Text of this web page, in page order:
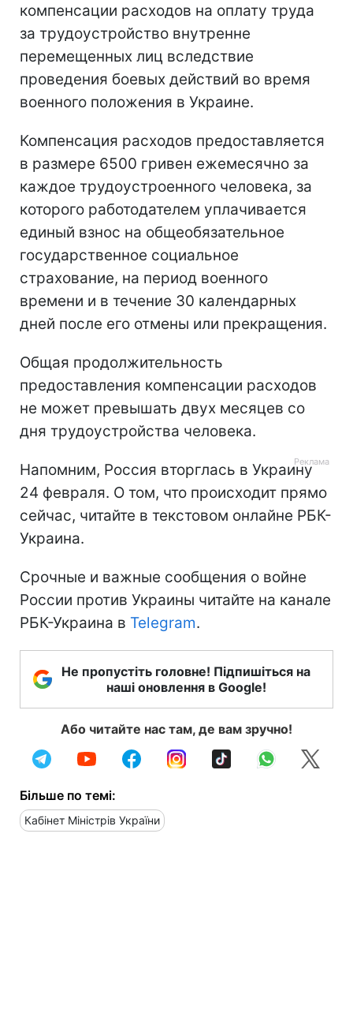
компенсации расходов на оплату труда
за трудоустройство внутренне
перемещенных лиц вследствие
проведения боевых действий во время
военного положения в Украине.
Компенсация расходов предоставляется
в размере 6500 гривен ежемесячно за
каждое трудоустроенного человека, за
которого работодателем уплачивается
единый взнос на общеобязательное
государственное социальное
страхование, на период военного
времени и в течение 30 календарных
дней после его отмены или прекращения.
Общая продолжительность
предоставления компенсации расходов
не может превышать двух месяцев со
дня трудоустройства человека.
Напомним, Россия вторглась в Украину
24 февраля. О том, что происходит прямо
сейчас, читайте в текстовом онлайне РБК-
Украина.
Срочные и важные сообщения о войне
России против Украины читайте на канале
РБК-Украина в Telegram.
Не пропустіть головне! Підпишіться на
наші оновлення в Google!
Або читайте нас там, де вам зручно!
Більше по темі:
Кабінет Міністрів України